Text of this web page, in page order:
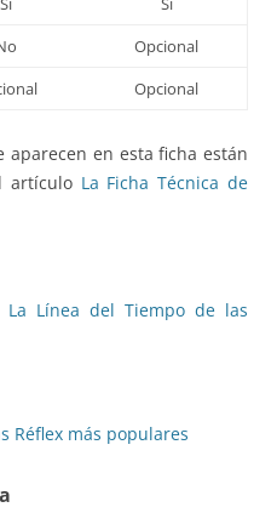
Opcional
Opcional
aparecen en esta ficha están
artículo La Ficha Técnica de
La Línea del Tiempo de las
Réflex más populares